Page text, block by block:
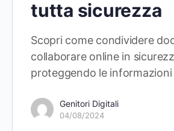
tutta sicurezza
Scopri come condividere
collaborare online in
proteggendo le informazioni
Genitori Digitali
04/08/2024